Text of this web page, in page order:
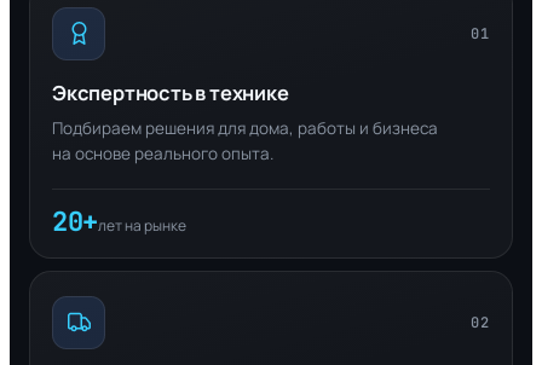
01
Экспертность в технике
Подбираем решения для дома, работы и бизнеса
на основе реального опыта.
20+лет на рынке
02